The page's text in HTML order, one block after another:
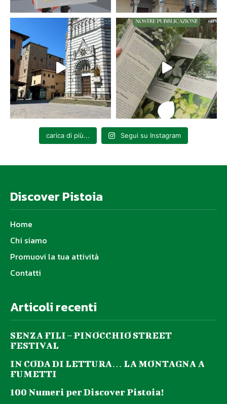
carica di più... Segui su Instagram
Discover Pistoia
Home
Chi siamo
Promuovi la tua attività
Contatti
Articoli recenti
SENZA FILI – PINOCCHIO STREET
FESTIVAL
IN CODA DI LETTURA… LA MONTAGNA A
FUMETTI
100 Numeri per Discover Pistoia!